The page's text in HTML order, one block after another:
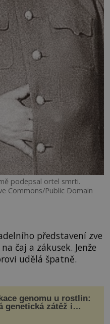
podepsal ortel smrti.
Commons/Public Domain
představení zve
čaj a zákusek. Jenže
udělá špatně.
genomu u rostlin:
genetická zátěž i